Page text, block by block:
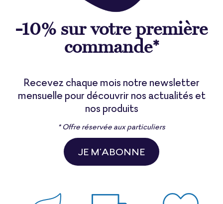
-10% sur votre première
commande*
Recevez chaque mois notre newsletter
mensuelle pour découvrir nos actualités et
nos produits
* Offre réservée aux particuliers
JE M’ABONNE